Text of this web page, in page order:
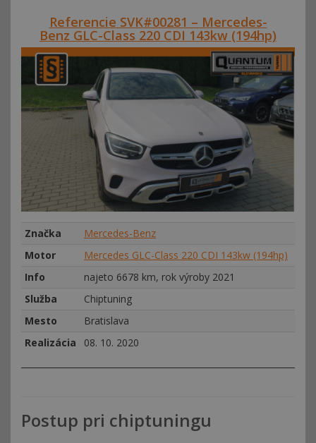
Referencie SVK#00281 – Mercedes-
Benz GLC-Class 220 CDI 143kw (194hp)
Značka
Mercedes-Benz
Motor
Mercedes GLC-Class 220 CDI 143kw (194hp)
Info
najeto 6678 km, rok výroby 2021
Služba
Chiptuning
Mesto
Bratislava
Realizácia
08. 10. 2020
Postup pri chiptuningu